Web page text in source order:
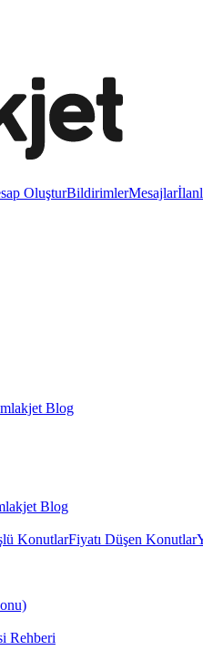
OluşturBildirimlerMesajlar
Blog
Blog
KonutlarFiyatı Düşen Konutlar
Rehberi